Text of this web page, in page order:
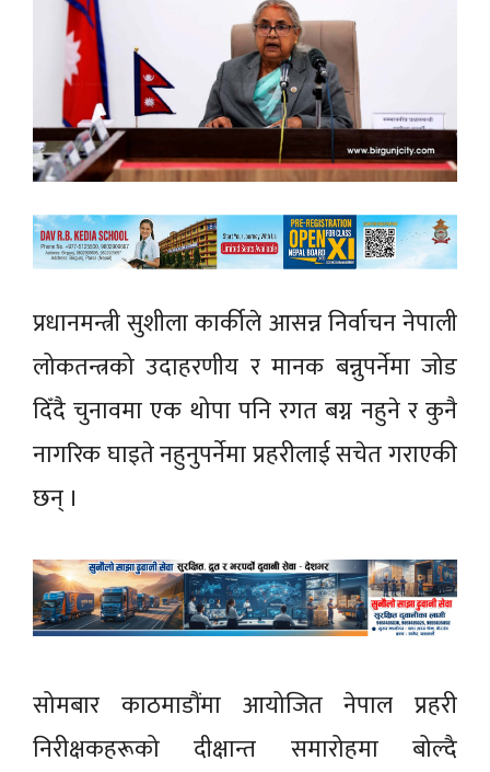
प्रधानमन्त्री सुशीला कार्कीले आसन्न निर्वाचन नेपाली
लोकतन्त्रको उदाहरणीय र मानक बन्नुपर्नेमा जोड
दिँदै चुनावमा एक थोपा पनि रगत बग्न नहुने र कुनै
नागरिक घाइते नहुनुपर्नेमा प्रहरीलाई सचेत गराएकी
छन् ।
सोमबार काठमाडौंमा आयोजित नेपाल प्रहरी
निरीक्षकहरूको दीक्षान्त समारोहमा बोल्दै